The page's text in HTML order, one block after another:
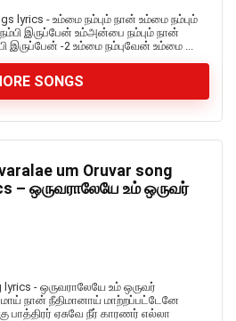
lyrics - உம்மை நம்பும் நான் உம்மை நம்பும்
இருப்பேன் உம்அன்பை நம்பும் நான்
இருப்பேன் -2 உம்மை நம்புவேன் உம்மை ...
SONGS
um Oruvar song
– ஒருவராலேயே உம் ஒருவர்
lyrics - ஒருவராலேயே உம் ஒருவர்
நான் நீதிமானாய் மாற்றப்பட்டேனே
பாத்திரர் ஏசுவே நீர் காரணர் எல்லா